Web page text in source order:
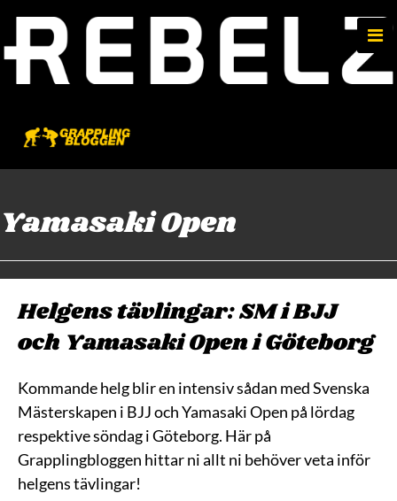
Yamasaki Open
Helgens tävlingar: SM i BJJ
och Yamasaki Open i Göteborg
Kommande helg blir en intensiv sådan med Svenska
Mästerskapen i BJJ och Yamasaki Open på lördag
respektive söndag i Göteborg. Här på
Grapplingbloggen hittar ni allt ni behöver veta inför
helgens tävlingar!